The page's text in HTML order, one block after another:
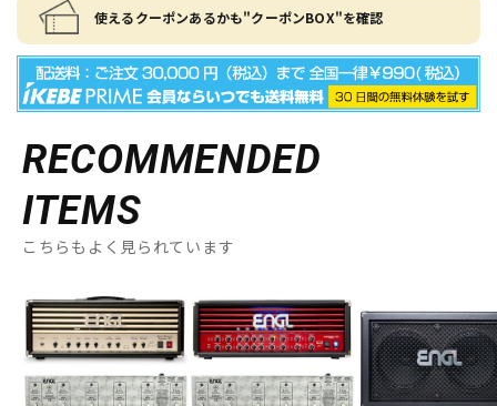
使えるクーポンあるかも"クーポンBOX"を確認
RECOMMENDED
ITEMS
こちらもよく見られています